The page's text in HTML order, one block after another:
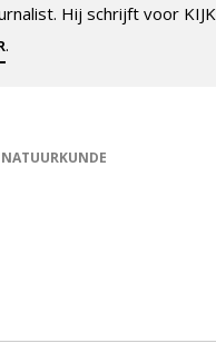
Hij schrijft voor
.
NATUURKUNDE